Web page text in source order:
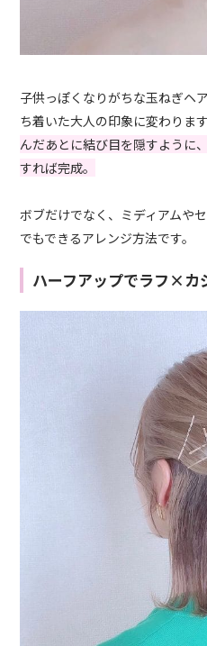
子供っぽくなりがちな玉ねぎヘ
ち着いた大人の印象に変わります
んだあとに結び目を隠すように
すれば完成。
ボブだけでなく、ミディアムや
でもできるアレンジ方法です。
ハーフアップでラフ×カ